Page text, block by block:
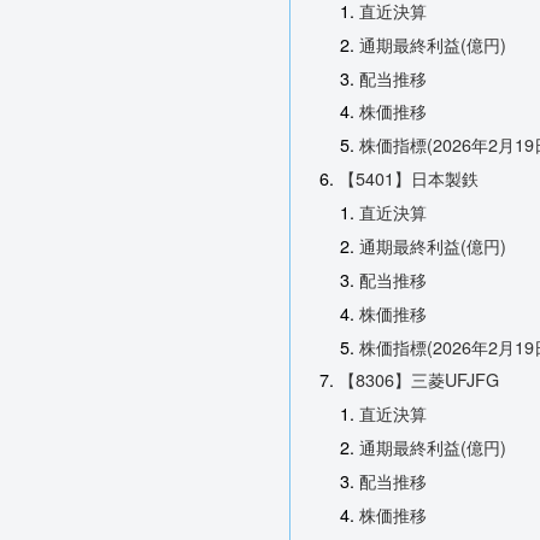
直近決算
通期最終利益(億円)
配当推移
株価推移
株価指標(2026年2月19
【5401】日本製鉄
直近決算
通期最終利益(億円)
配当推移
株価推移
株価指標(2026年2月19
【8306】三菱UFJFG
直近決算
通期最終利益(億円)
配当推移
株価推移